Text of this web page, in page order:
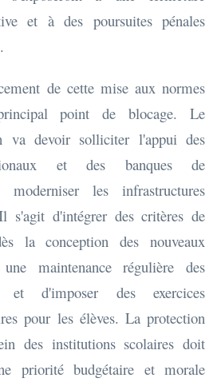
et à des poursuites pénales
de cette mise aux normes
point de blocage. Le
va devoir solliciter l'appui des
et des banques de
moderniser les infrastructures
s'agit d'intégrer des critères de
la conception des nouveaux
maintenance régulière des
et d'imposer des exercices
pour les élèves. La protection
des institutions scolaires doit
priorité budgétaire et morale